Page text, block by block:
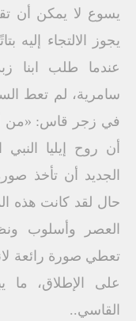
يسوع لا يمكن أن
يجوز الالتجاء إليه
عندما طلب ابنا
سامرية، لم تعط
في زجر قاس: «من أي
أن روح إيليا
الجديد أن تأخذ
حال لقد كانت هذه
العصر وأسلوب
تعطي صورة رائعة
على الإطلاق، ما
القاسي..